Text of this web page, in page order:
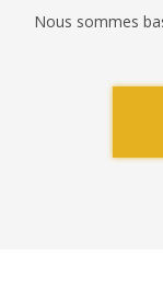
Nous sommes